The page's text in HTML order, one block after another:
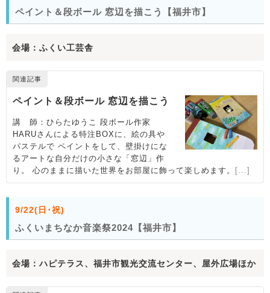
ペイント＆段ボール 窓辺を描こう【福井市】
会場：ふくい工芸舎
9/22(日･祝)
ふくいまちなか音楽祭2024【福井市】
会場：ハピテラス、福井市観光交流センター、屋外広場ほか